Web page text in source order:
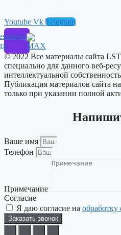
Youtube Vk Telegram
© 2022 Все материалы сайта
специально для данного веб-
интеллектуальной
Публикация материалов сайта
только при указании полной
Ваше имя
Телефон
Примечание
Согласие
Я даю согласие на
Заказать звонок